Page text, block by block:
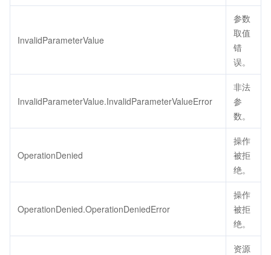
InvalidParameterValue
参数
取值
错
误。
InvalidParameterValue.InvalidParameterValueError
非法
参
数。
OperationDenied
操作
被拒
绝。
OperationDenied.OperationDeniedError
操作
被拒
绝。
资源